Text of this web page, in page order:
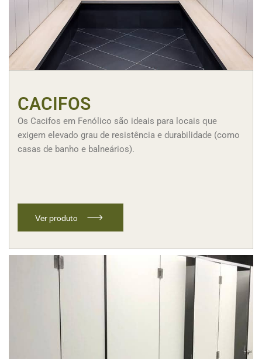
CACIFOS
Os Cacifos em Fenólico são ideais para locais que
exigem elevado grau de resistência e durabilidade (como
casas de banho e balneários).
Verproduto